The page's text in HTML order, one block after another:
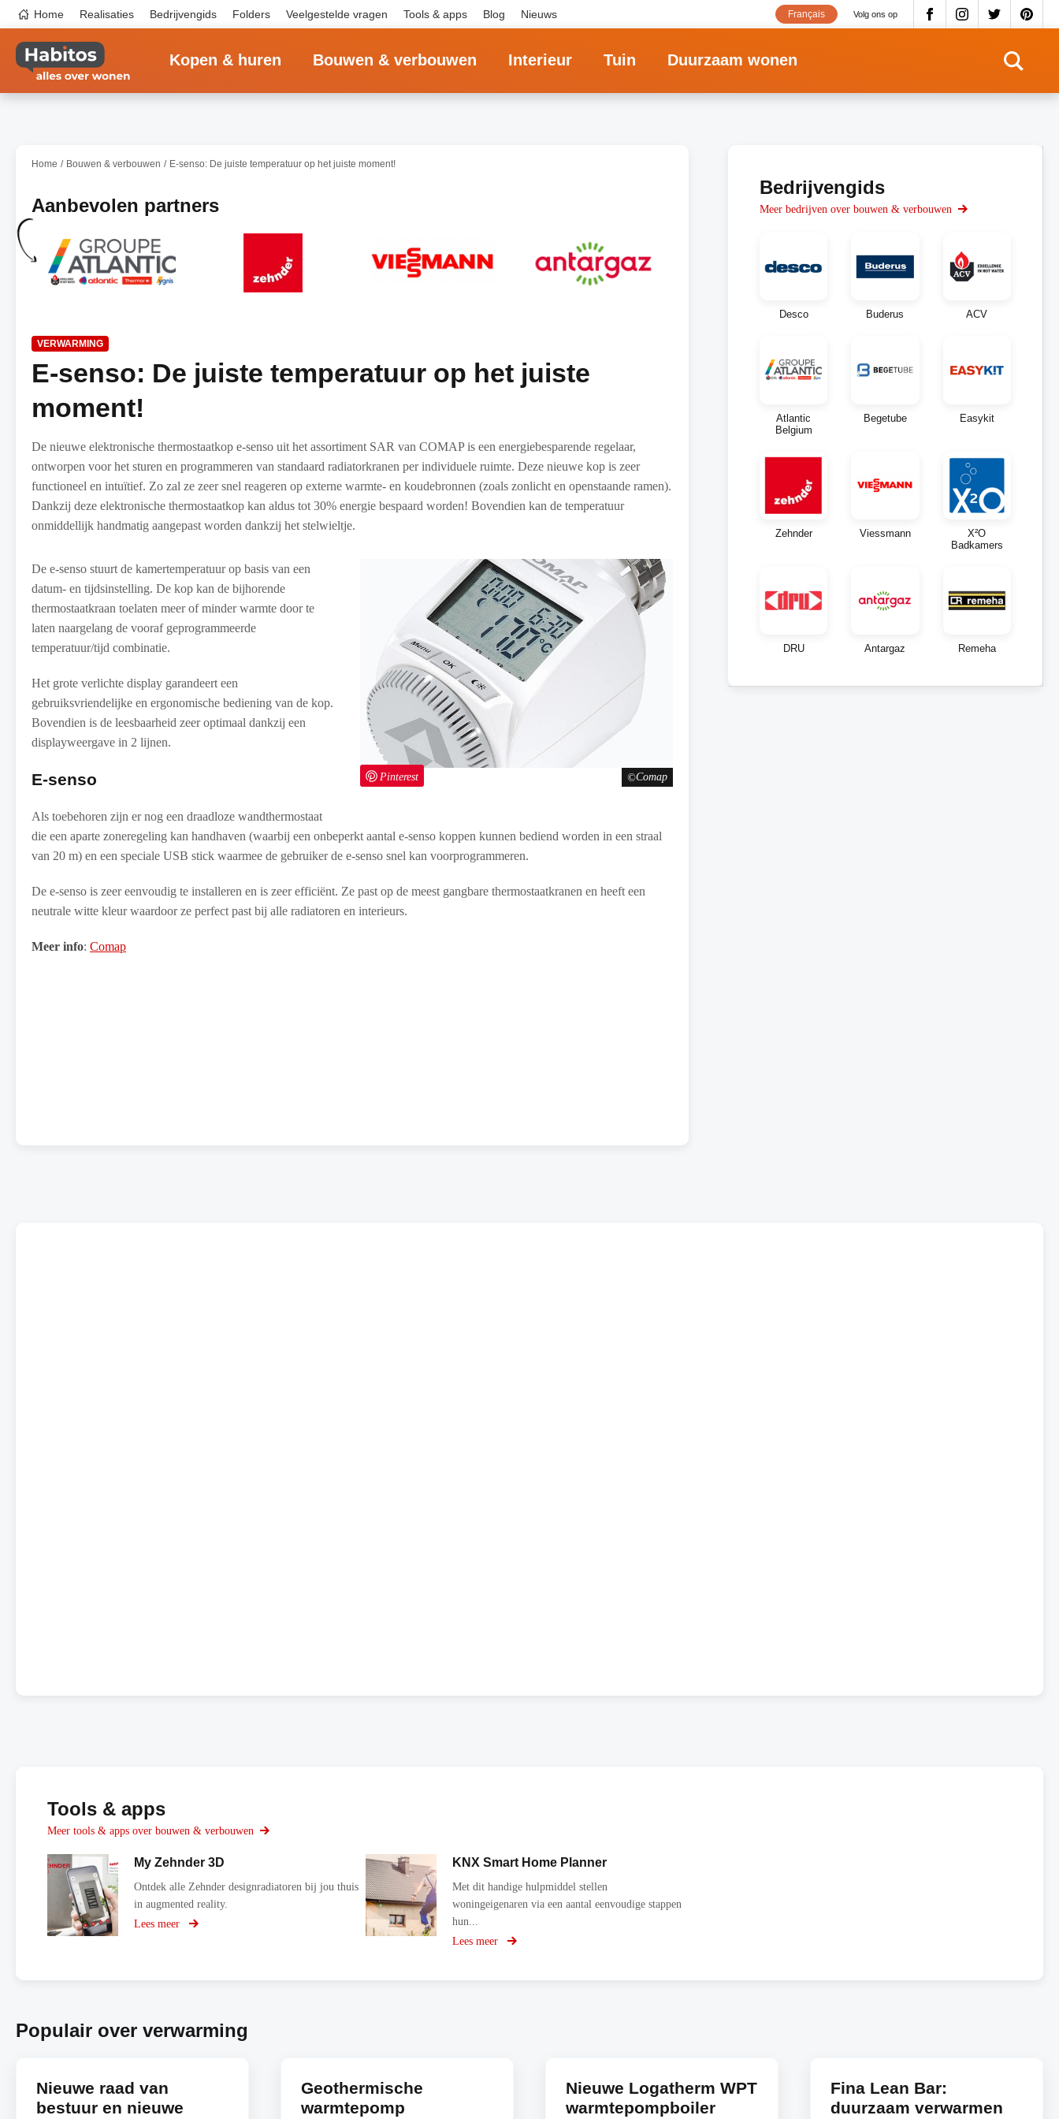
naar
inhoud
gaan
Top
navigation
Home Realisaties Bedrijvengids Folders Veelgestelde vragen Tools & apps Blog Nieuws Volg ons op
Français
Kopen & huren Bouwen & verbouwen Interieur Tuin Duurzaam wonen
Home Bouwen & verbouwen E-senso: De juiste temperatuur op het juiste moment!
Aanbevolen partners
VERWARMING
E-senso: De juiste temperatuur op het juiste
moment!
De nieuwe elektronische thermostaatkop e-senso uit het assortiment SAR van COMAP is een energiebesparende regelaar,
ontworpen voor het sturen en programmeren van standaard radiatorkranen per individuele ruimte. Deze nieuwe kop is zeer
functioneel en intuïtief. Zo zal ze zeer snel reageren op externe warmte- en koudebronnen (zoals zonlicht en openstaande ramen).
Dankzij deze elektronische thermostaatkop kan aldus tot 30% energie bespaard worden! Bovendien kan de temperatuur
onmiddellijk handmatig aangepast worden dankzij het stelwieltje.
Comap
Pinterest
De e-senso stuurt de kamertemperatuur op basis van een
datum- en tijdsinstelling. De kop kan de bijhorende
thermostaatkraan toelaten meer of minder warmte door te
laten naargelang de vooraf geprogrammeerde
temperatuur/tijd combinatie.
Het grote verlichte display garandeert een
gebruiksvriendelijke en ergonomische bediening van de kop.
Bovendien is de leesbaarheid zeer optimaal dankzij een
displayweergave in 2 lijnen.
E-senso
Als toebehoren zijn er nog een draadloze wandthermostaat
die een aparte zoneregeling kan handhaven (waarbij een onbeperkt aantal e-senso koppen kunnen bediend worden in een straal
van 20 m) en een speciale USB stick waarmee de gebruiker de e-senso snel kan voorprogrammeren.
De e-senso is zeer eenvoudig te installeren en is zeer efficiënt. Ze past op de meest gangbare thermostaatkranen en heeft een
neutrale witte kleur waardoor ze perfect past bij alle radiatoren en interieurs.
Meer info: Comap
Bedrijvengids
Meer bedrijven over bouwen & verbouwen
Desco Buderus ACV
Atlantic
Belgium
Begetube Easykit
Zehnder Viessmann
X²O
Badkamers
DRU Antargaz Remeha
Tools & apps
Meer tools & apps over bouwen & verbouwen
My Zehnder 3D
Ontdek alle Zehnder designradiatoren bij jou thuis
in augmented reality.
Lees meer
over
KNX Smart Home Planner
Met dit handige hulpmiddel stellen
woningeigenaren via een aantal eenvoudige stappen
hun...
Lees meer
over
Populair over verwarming
Nieuwe raad van
bestuur en nieuwe
Geothermische
warmtepomp
Nieuwe Logatherm WPT
warmtepompboiler
Fina Lean Bar:
duurzaam verwarmen